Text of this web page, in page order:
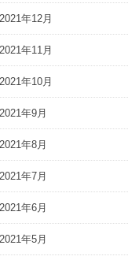
2021年12月
2021年11月
2021年10月
2021年9月
2021年8月
2021年7月
2021年6月
2021年5月